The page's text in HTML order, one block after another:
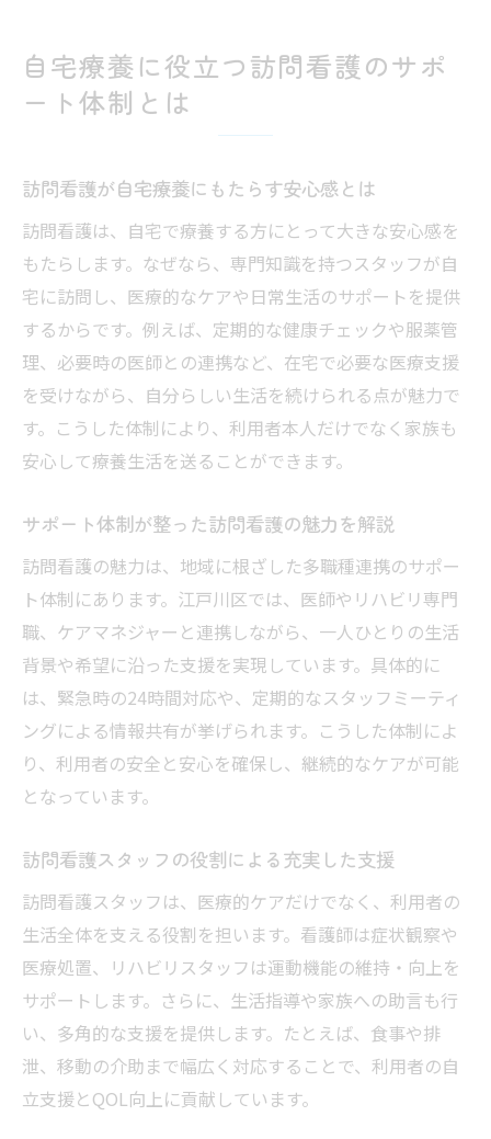
自宅療養に役立つ訪問看護のサポ
ート体制とは
訪問看護が自宅療養にもたらす安心感とは
訪問看護は、自宅で療養する方にとって大きな安心感を
もたらします。なぜなら、専門知識を持つスタッフが自
宅に訪問し、医療的なケアや日常生活のサポートを提供
するからです。例えば、定期的な健康チェックや服薬管
理、必要時の医師との連携など、在宅で必要な医療支援
を受けながら、自分らしい生活を続けられる点が魅力で
す。こうした体制により、利用者本人だけでなく家族も
安心して療養生活を送ることができます。
サポート体制が整った訪問看護の魅力を解説
訪問看護の魅力は、地域に根ざした多職種連携のサポー
ト体制にあります。江戸川区では、医師やリハビリ専門
職、ケアマネジャーと連携しながら、一人ひとりの生活
背景や希望に沿った支援を実現しています。具体的に
は、緊急時の24時間対応や、定期的なスタッフミーティ
ングによる情報共有が挙げられます。こうした体制によ
り、利用者の安全と安心を確保し、継続的なケアが可能
となっています。
訪問看護スタッフの役割による充実した支援
訪問看護スタッフは、医療的ケアだけでなく、利用者の
生活全体を支える役割を担います。看護師は症状観察や
医療処置、リハビリスタッフは運動機能の維持・向上を
サポートします。さらに、生活指導や家族への助言も行
い、多角的な支援を提供します。たとえば、食事や排
泄、移動の介助まで幅広く対応することで、利用者の自
立支援とQOL向上に貢献しています。